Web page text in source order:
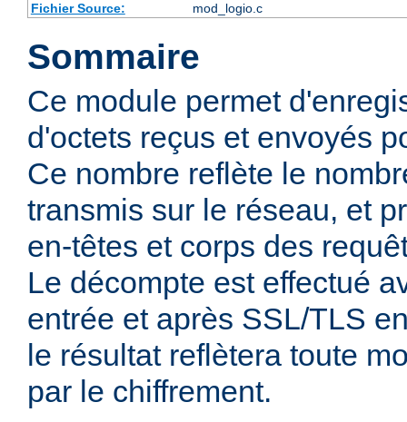
Fichier Source:
mod_logio.c
Sommaire
Ce module permet
d'octets reçus et envoyés
Ce nombre reflète le
transmis sur le réseau, et
en-têtes et corps des
Le décompte est effectué
entrée et après SSL/TLS
le résultat reflètera toute
par le chiffrement.